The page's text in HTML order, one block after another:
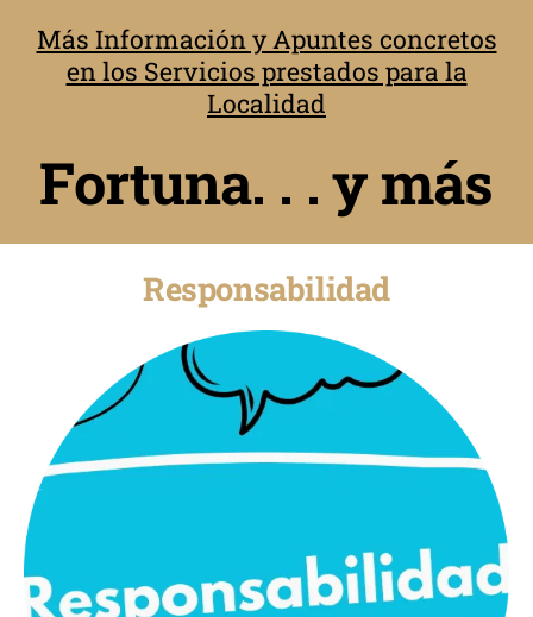
Más Información y Apuntes concretos
en los Servicios prestados para la
Localidad
Fortuna. . . y más
Responsabilidad